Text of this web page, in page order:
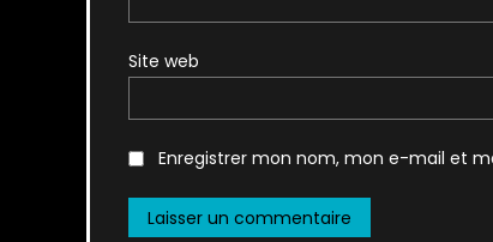
Site web
Enregistrer mon nom, mon e-mail et